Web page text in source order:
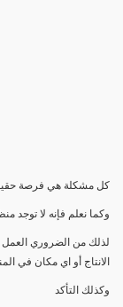
كل مشكلة هي فرصة
وكما نعلم فإنه لا توجد
لذلك من الضروري
الانتاج أو اي مكان في
وكذلك التأكد